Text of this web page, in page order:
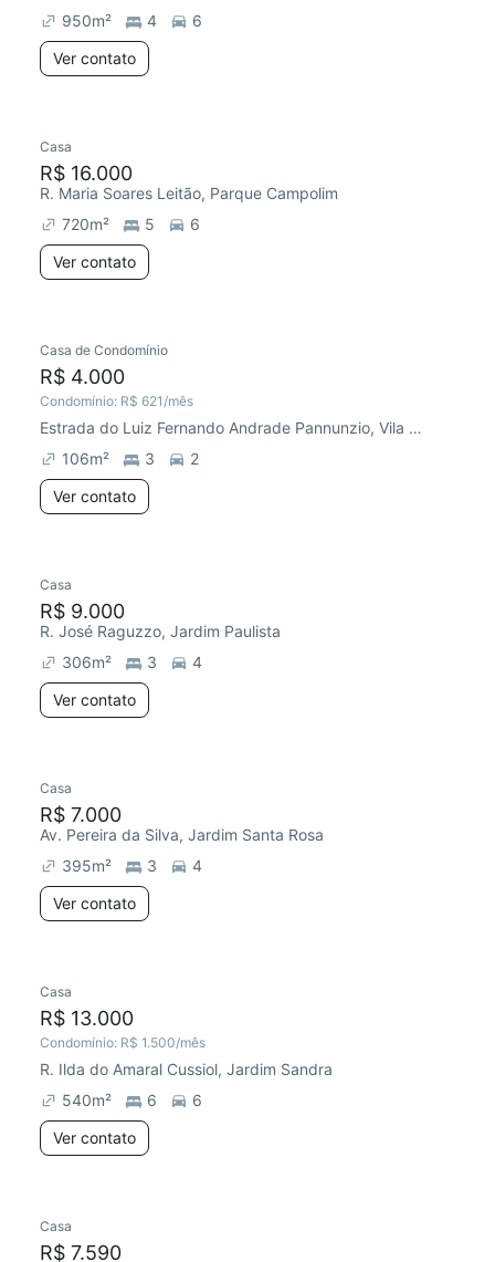
950m² 4
6
Ver contato
Chegou este mês
Casa
R$ 16.000
R. Maria Soares Leitão, Parque Campolim
720m² 5
6
Ver contato
Chegou este mês
Casa de Condomínio
R$ 4.000
Condomínio: R$ 621/mês
Estrada do Luiz Fernando Andrade Pannunzio, Vila Rica
106m² 3
2
Ver contato
Casa
R$ 9.000
R. José Raguzzo, Jardim Paulista
306m² 3
4
Ver contato
Casa
R$ 7.000
Av. Pereira da Silva, Jardim Santa Rosa
395m² 3
4
Ver contato
Casa
R$ 13.000
Condomínio: R$ 1.500/mês
R. Ilda do Amaral Cussiol, Jardim Sandra
540m² 6
6
Ver contato
Casa
R$ 7.590